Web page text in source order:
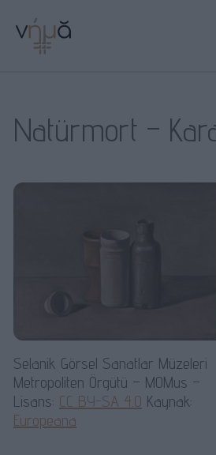
Natürmort –
Selanik Görsel Sanatlar Müzeleri
Metropoliten Örgütü – MOMus –
Lisans: CC BY-SA 4.0 Kaynak:
Europeana